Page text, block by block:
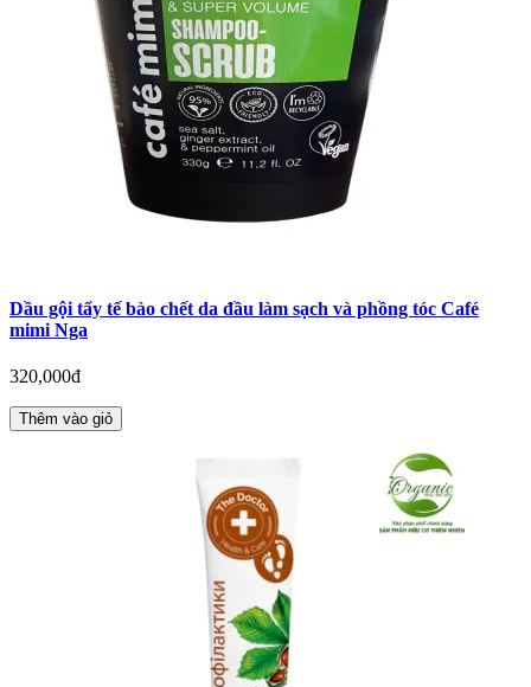
Dầu gội tẩy tế bào chết da đầu làm sạch và phồng tóc Café
mimi Nga
320,000đ
Thêm vào giỏ